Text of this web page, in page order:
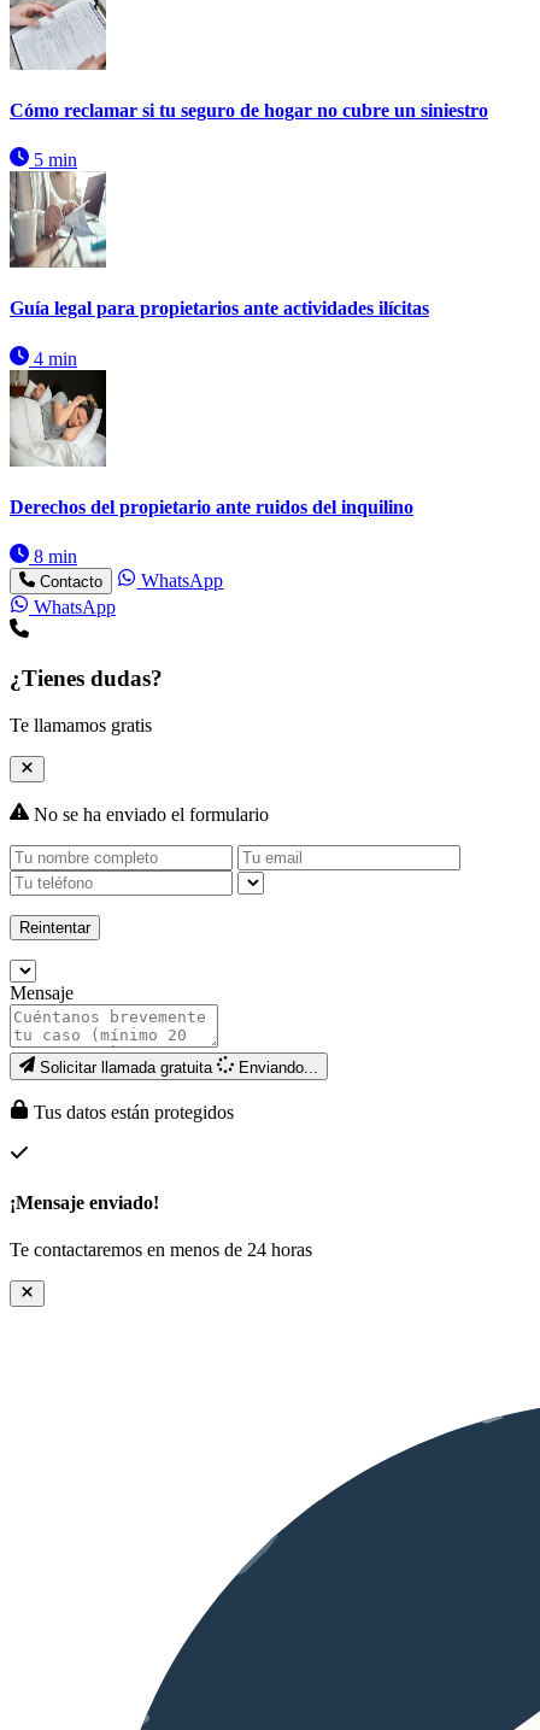
Cómo reclamar si tu seguro de hogar no cubre un siniestro
5 min
Guía legal para propietarios ante actividades ilícitas
4 min
Derechos del propietario ante ruidos del inquilino
8 min
Contacto
WhatsApp
WhatsApp
¿Tienes dudas?
Te llamamos gratis
No se ha enviado el formulario
Reintentar
Mensaje
Solicitar llamada gratuita Enviando...
Tus datos están protegidos
¡Mensaje enviado!
Te contactaremos en menos de 24 horas